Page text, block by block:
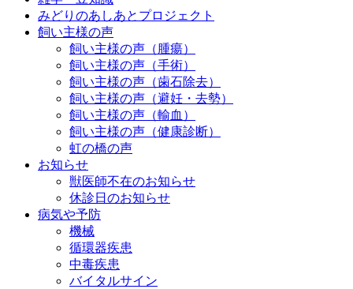
みどりのあしあとプロジェクト
飼い主様の声
飼い主様の声（腫瘍）
飼い主様の声（手術）
飼い主様の声（歯石除去）
飼い主様の声（避妊・去勢）
飼い主様の声（輸血）
飼い主様の声（健康診断）
虹の橋の声
お知らせ
獣医師不在のお知らせ
休診日のお知らせ
病気や予防
機械
循環器疾患
中毒疾患
バイタルサイン